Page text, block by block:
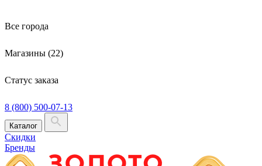
Все города
Магазины (22)
Статус заказа
8 (800) 500-07-13
Каталог
Скидки
Бренды